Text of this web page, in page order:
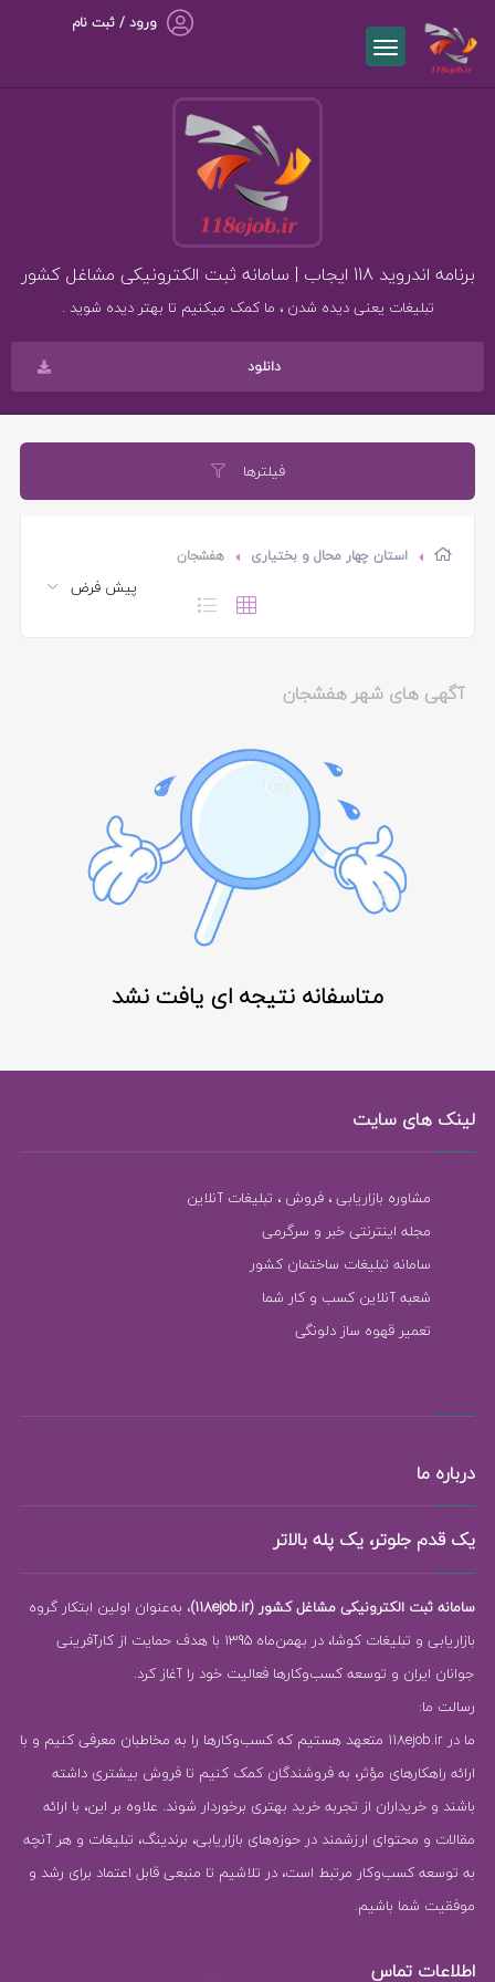
ورود / ثبت نام
برنامه اندروید 118 ایجاب | سامانه ثبت الکترونیکی مشاغل کشور
تبلیغات یعنی دیده شدن ، ما کمک میکنیم تا بهتر دیده شوید .
دانلود
فیلترها
استان چهار محال و بختیاری هفشجان
آگهی های شهر هفشجان
متاسفانه نتیجه ای یافت نشد
لینک های سایت
مشاوره بازاریابی ، فروش ، تبلیغات آنلاین
مجله اینترنتی خبر و سرگرمی
سامانه تبلیغات ساختمان کشور
شعبه آنلاین کسب و کار شما
تعمیر قهوه ساز دلونگی
درباره ما
یک قدم جلوتر، یک پله بالاتر
سامانه ثبت الکترونیکی مشاغل کشور (118ejob.ir)
، به‌عنوان اولین ابتکار گروه
بازاریابی و تبلیغات کوشا، در بهمن‌ماه 1395 با هدف حمایت از کارآفرینی
جوانان ایران و توسعه کسب‌وکارها فعالیت خود را آغاز کرد.
رسالت ما:
ما در 118ejob.ir متعهد هستیم که کسب‌وکارها را به مخاطبان معرفی کنیم و با
ارائه راهکارهای مؤثر، به فروشندگان کمک کنیم تا فروش بیشتری داشته
باشند و خریداران از تجربه خرید بهتری برخوردار شوند. علاوه بر این، با ارائه
مقالات و محتوای ارزشمند در حوزه‌های بازاریابی، برندینگ، تبلیغات و هر آنچه
به توسعه کسب‌وکار مرتبط است، در تلاشیم تا منبعی قابل اعتماد برای رشد و
موفقیت شما باشیم.
اطلاعات تماس